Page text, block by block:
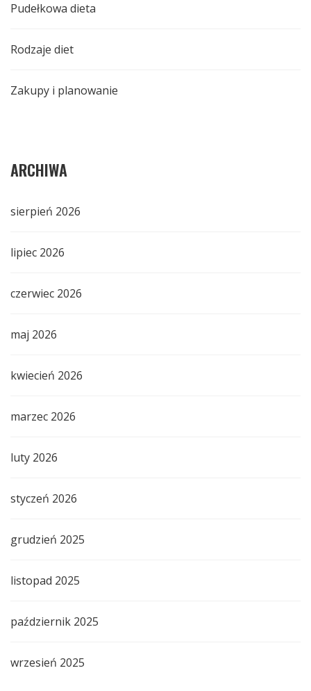
Pudełkowa dieta
Rodzaje diet
Zakupy i planowanie
ARCHIWA
sierpień 2026
lipiec 2026
czerwiec 2026
maj 2026
kwiecień 2026
marzec 2026
luty 2026
styczeń 2026
grudzień 2025
listopad 2025
październik 2025
wrzesień 2025